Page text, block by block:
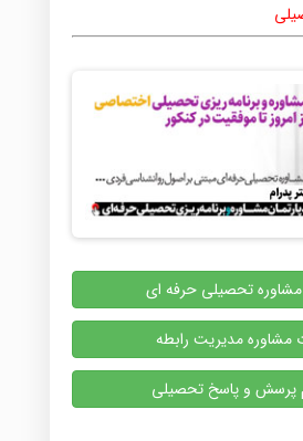
تحصیلی حرفه ای
مشاوره مدیریت رابطه
پرسش و پاسخ تحصیلی